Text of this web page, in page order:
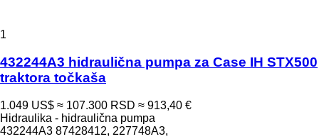
1
432244A3 hidraulična pumpa za Case IH STX500
traktora točkaša
1.049 US$ ≈ 107.300 RSD ≈ 913,40 €
Hidraulika - hidraulična pumpa
432244A3 87428412, 227748A3,